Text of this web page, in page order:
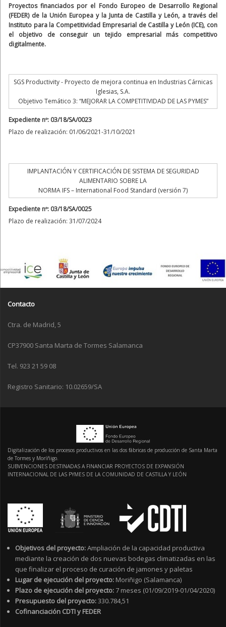
Proyectos financiados por el Fondo Europeo de Desarrollo Regional
(FEDER) de la Unión Europea y la Junta de Castilla y León, a través del
Instituto para la Competitividad Empresarial de Castilla y León (ICE), con
el objetivo de conseguir un tejido empresarial más competitivo
digitalmente.
SGS Productivity - Proyecto de mejora continua en Industrias Cárnicas
Iglesias, S.A.
Objetivo Temático 3: “MEJORAR LA COMPETITIVIDAD DE LAS PYMES”
Expediente nº: 03/18/SA/0023
Plazo de realización: 01/06/2021-31/10/2021
IMPLANTACIÓN Y CERTIFICACIÓN DE SISTEMA DE SEGURIDAD
ALIMENTARIO SOBRE LA
NORMA IFS – International Food Standard (versión 7)
Expediente nº: 03/18/SA/0025
Plazo de realización: 31/07/2024
Contacto
Ctra. de Madrid, 5
CP37900 Santa Marta de Tormes Salamanca
Tel. 923 21 59 08
Registro Sanitario: 10.02659/SA
Digitalización de los procesos productivos en las dos fábricas de producción de Santa Marta
de Tormes y Moríñigo.
SUBVENCIONES DESTINADAS A FINANCIAR PROYECTOS DE EXPANSIÓN
INTERNACIONAL DE LAS PYMES DE LA COMUNIDAD DE CASTILLA Y LEÓN
Objetivos del proyecto:Ampliación de la capacidad productiva
mediante la creación de dos nuevas bodegas climatizadas en las
que finalizar el proceso de curación de jamones y paletas
Lugar de ejecución del proyecto: Moriñigo (Salamanca)
Plazo de ejecución del proyecto:7 meses (01/09/2019-01/04/2020)
Presupuesto del proyecto:330.784,51
Cofinanciación CDTI y FEDER